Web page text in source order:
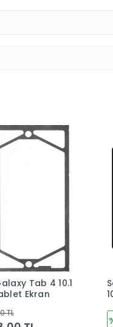
Tab A7
T505 Tablet
TL